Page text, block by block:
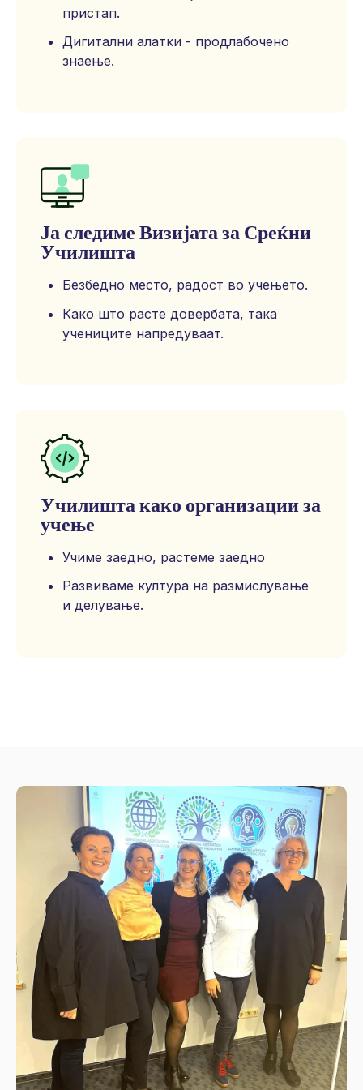
пристап.
Дигитални алатки - продлабочено
знаење.
Ја следиме Визијата за Среќни
Училишта
Безбедно место, радост во учењето.
Како што расте довербата, така
учениците напредуваат.
Училишта како организации за
учење
Учимe заедно, растеме заедно
Развиваме култура на размислување
и делување.